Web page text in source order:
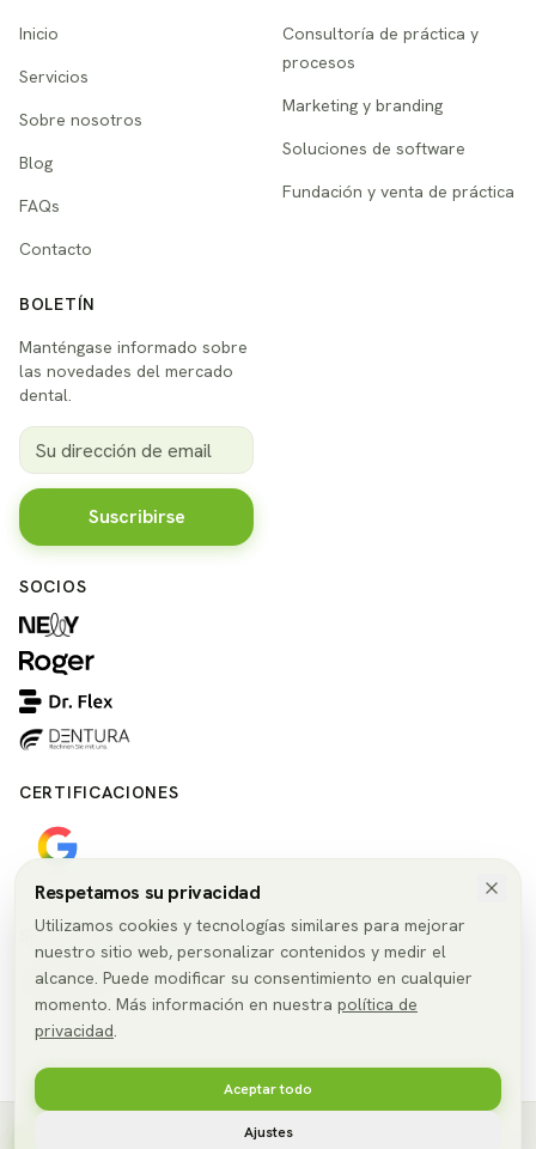
Inicio
Servicios
Sobre nosotros
Blog
FAQs
Contacto
Consultoría de práctica y
procesos
Marketing y branding
Soluciones de software
Fundación y venta de práctica
BOLETÍN
Manténgase informado sobre
las novedades del mercado
dental.
Suscribirse
SOCIOS
CERTIFICACIONES
SELECCIONAR IDIOMA
🇪🇸 ES
© 2026 SmileConnect GmbH. Todos los derechos reservados.
Política de privacidadConfiguración de cookies
Respetamos su privacidad
Utilizamos cookies y tecnologías similares para mejorar
nuestro sitio web, personalizar contenidos y medir el
alcance. Puede modificar su consentimiento en cualquier
momento. Más información en nuestra política de
privacidad.
Aceptar todo
Ajustes